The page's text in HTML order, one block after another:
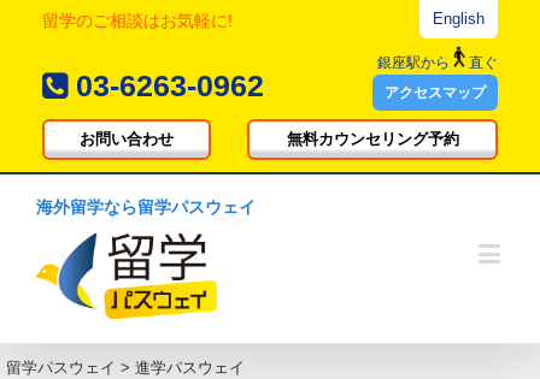
留学のご相談はお気軽に!
03-6263-0962
English
銀座駅から
直ぐ
アクセスマップ
お問い合わせ 無料カウンセリング予約
海外留学なら留学パスウェイ
留学パスウェイ > 進学パスウェイ